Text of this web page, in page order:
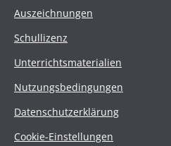
Auszeichnungen
Schullizenz
Unterrichtsmaterialien
Nutzungsbedingungen
Datenschutzerklärung
Cookie-Einstellungen